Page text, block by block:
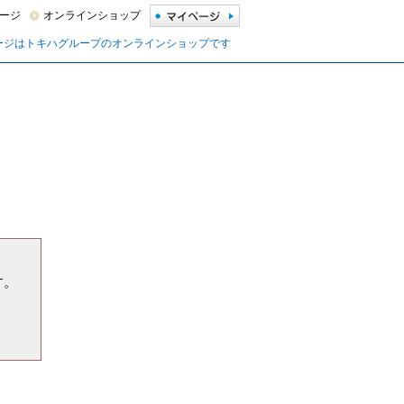
ジ オンラインショップ
ジはトキハグループのオンラインショップです